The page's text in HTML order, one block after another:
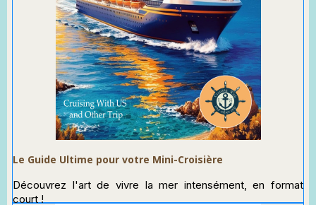
Le Guide Ultime pour votre Mini-Croisière​
Découvrez l'art de vivre la mer intensément, en format
court !